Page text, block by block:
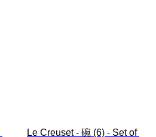
Le Creuset - 碗 (6) - Set of